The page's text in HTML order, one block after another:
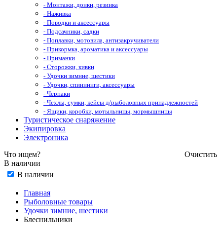
- Монтажи, донки, резинка
- Наживка
- Поводки и аксессуары
- Подсачники, садки
- Поплавки, мотовила, антизакручиватели
- Прикормка, ароматика и аксессуары
- Приманки
- Сторожки, кивки
- Удочки зимние, шестики
- Удочки, спиннинги, аксессуары
- Черпаки
- Чехлы, сумки, кейсы д/рыболовных принадлежностей
- Ящики, коробки, мотыльницы, мормышницы
Туристическое снаряжение
Экипировка
Электроника
Что ищем?
Очистить
В наличии
В наличии
Главная
Рыболовные товары
Удочки зимние, шестики
Блеснильники